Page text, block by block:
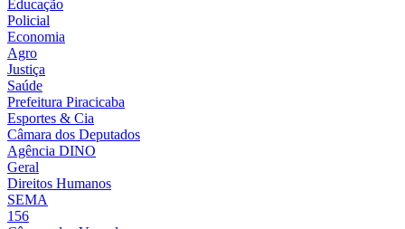
Educação
Policial
Economia
Agro
Justiça
Saúde
Prefeitura Piracicaba
Esportes & Cia
Câmara dos Deputados
Agência DINO
Geral
Direitos Humanos
SEMA
156